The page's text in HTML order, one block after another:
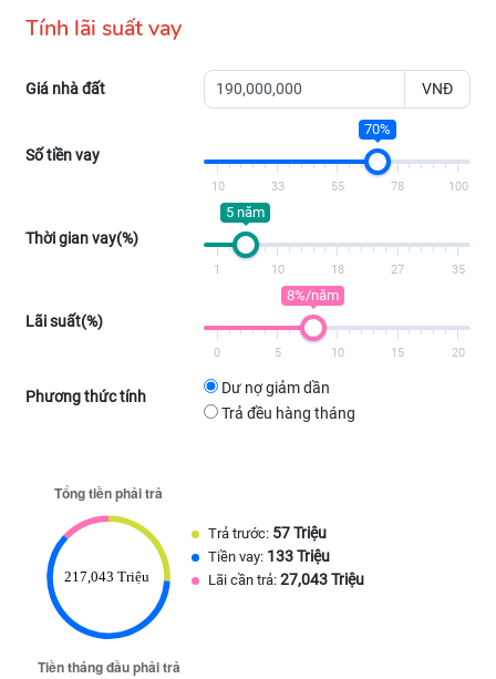
Tính lãi suất vay
Giá nhà đất VNĐ
Số tiền vay
70%
10 33 55 78 100
Thời gian vay(%)
5 năm
1 10 18 27 35
Lãi suất(%)
8%/năm
0 5 10 15 20
Phương thức tính
Dư nợ giảm dần
Trả đều hàng tháng
Trả trước: 57 Triệu
Tiền vay: 133 Triệu
Lãi cần trả: 27,043 Triệu